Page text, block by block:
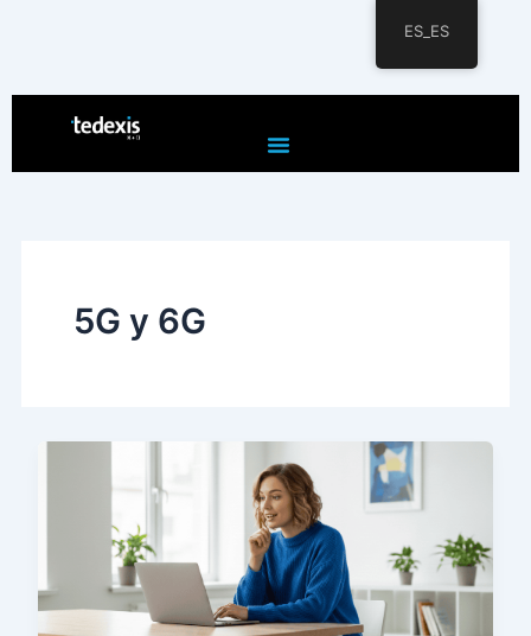
5G y 6G
ES_ES